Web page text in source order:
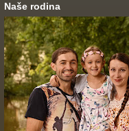
Naše rodina